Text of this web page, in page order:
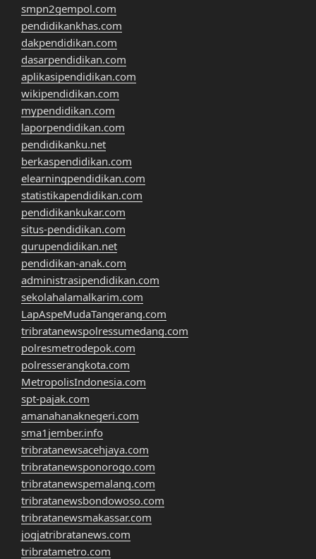
smpn2gempol.com
pendidikankhas.com
dakpendidikan.com
dasarpendidikan.com
aplikasipendidikan.com
wikipendidikan.com
mypendidikan.com
laporpendidikan.com
pendidikanku.net
berkaspendidikan.com
elearningpendidikan.com
statistikapendidikan.com
pendidikankukar.com
situs-pendidikan.com
gurupendidikan.net
pendidikan-anak.com
administrasipendidikan.com
sekolahalamalkarim.com
LapAspeMudaTangerang.com
tribratanewspolressumedang.com
polresmetrodepok.com
polresserangkota.com
MetropolisIndonesia.com
spt-pajak.com
amanahanaknegeri.com
sma1jember.info
tribratanewsacehjaya.com
tribratanewsponorogo.com
tribratanewspemalang.com
tribratanewsbondowoso.com
tribratanewsmakassar.com
jogjatribratanews.com
tribratametro.com